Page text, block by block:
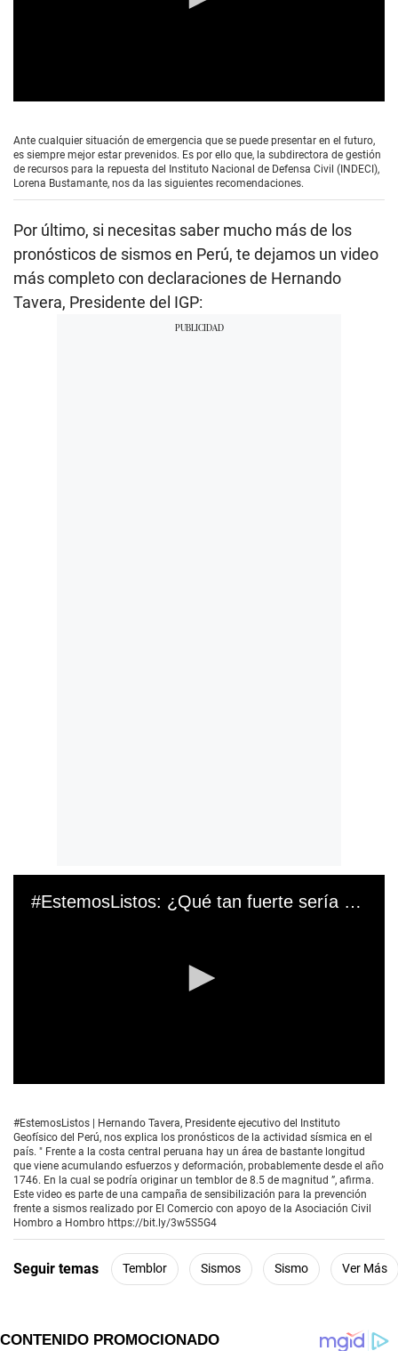
e
c
o
n
o
f
0
s
e
o
Ante cualquier situación de emergencia que se puede presentar en el futuro,
es siempre mejor estar prevenidos. Es por ello que, la subdirectora de gestión
de recursos para la repuesta del Instituto Nacional de Defensa Civil (INDECI),
Lorena Bustamante, nos da las siguientes recomendaciones.
Por último, si necesitas saber mucho más de los
pronósticos de sismos en Perú, te dejamos un video
más completo con declaraciones de Hernando
Tavera, Presidente del IGP:
#EstemosListos: ¿Qué tan fuerte sería un terremoto en Lima?
e
c
o
n
d
s
o
f
i
n
s
,
#EstemosListos | Hernando Tavera, Presidente ejecutivo del Instituto
Geofísico del Perú, nos explica los pronósticos de la actividad sísmica en el
país. " Frente a la costa central peruana hay un área de bastante longitud
que viene acumulando esfuerzos y deformación, probablemente desde el año
1746. En la cual se podría originar un temblor de 8.5 de magnitud ”, afirma.
Este video es parte de una campaña de sensibilización para la prevención
frente a sismos realizado por El Comercio con apoyo de la Asociación Civil
Hombro a Hombro https://bit.ly/3w5S5G4
Seguir temas Temblor Sismos Sismo Ver Más